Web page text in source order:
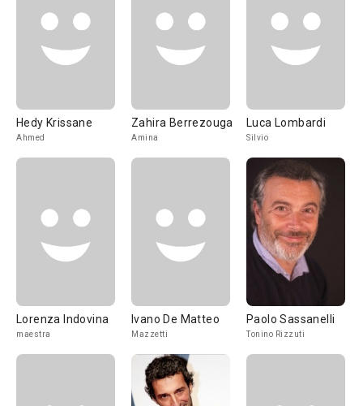
Hedy Krissane
Ahmed
Zahira Berrezouga
Amina
Luca Lombardi
Silvio
Lorenza Indovina
maestra
Ivano De Matteo
Mazzetti
Paolo Sassanelli
Tonino Rizzuti